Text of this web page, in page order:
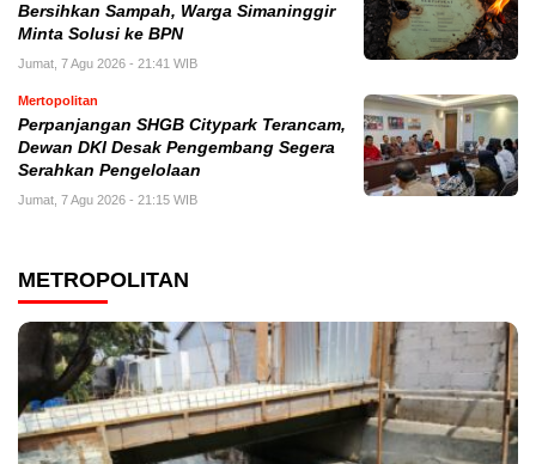
Bersihkan Sampah, Warga Simaninggir
Minta Solusi ke BPN
Jumat, 7 Agu 2026 - 21:41 WIB
Mertopolitan
Perpanjangan SHGB Citypark Terancam,
Dewan DKI Desak Pengembang Segera
Serahkan Pengelolaan
Jumat, 7 Agu 2026 - 21:15 WIB
METROPOLITAN